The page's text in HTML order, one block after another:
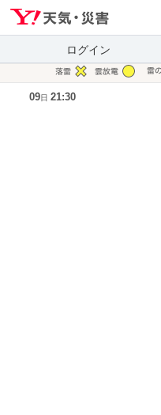
ログイン
09日 21:30